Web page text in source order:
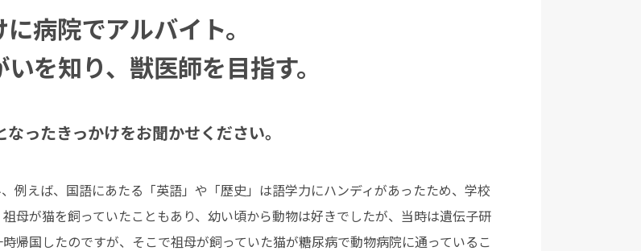
病院でアルバイト。
を知り、獣医師を目指す。
ったきっかけをお聞かせください。
例えば、国語にあたる「英語」や「歴史」は語学力にハンディがあったため、学校
母が猫を飼っていたこともあり、幼い頃から動物は好きでしたが、当時は遺伝子研
帰国したのですが、そこで祖母が飼っていた猫が糖尿病で動物病院に通っているこ